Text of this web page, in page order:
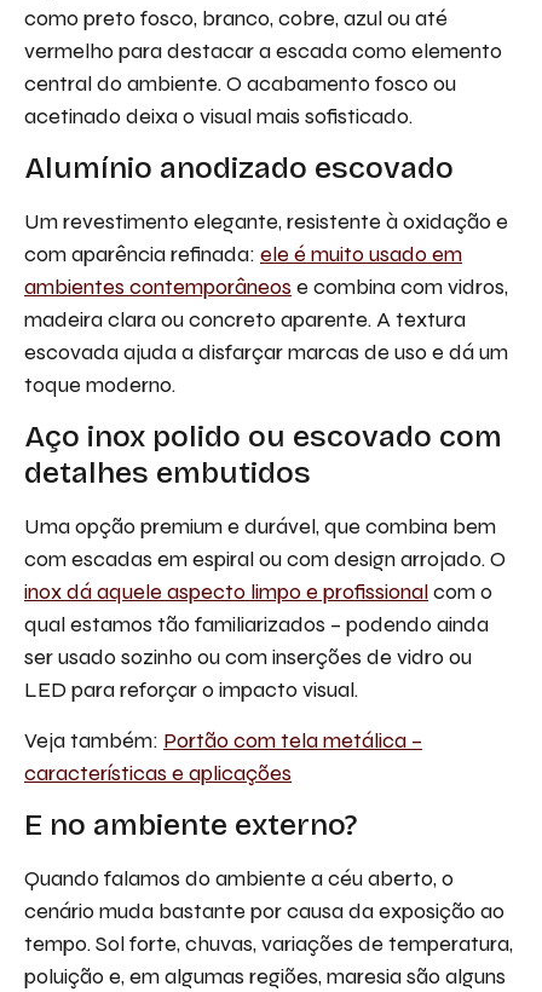
como preto fosco, branco, cobre, azul ou até
vermelho para destacar a escada como elemento
central do ambiente. O acabamento fosco ou
acetinado deixa o visual mais sofisticado.
Alumínio anodizado escovado
Um revestimento elegante, resistente à oxidação e
com aparência refinada: ele é muito usado em
ambientes contemporâneos e combina com vidros,
madeira clara ou concreto aparente. A textura
escovada ajuda a disfarçar marcas de uso e dá um
toque moderno.
Aço inox polido ou escovado com
detalhes embutidos
Uma opção premium e durável, que combina bem
com escadas em espiral ou com design arrojado. O
inox dá aquele aspecto limpo e profissionalcom o
qual estamos tão familiarizados – podendo ainda
ser usado sozinho ou com inserções de vidro ou
LED para reforçar o impacto visual.
Veja também: Portão com tela metálica –
características e aplicações
E no ambiente externo?
Quando falamos do ambiente a céu aberto, o
cenário muda bastante por causa da exposição ao
tempo. Sol forte, chuvas, variações de temperatura,
poluição e, em algumas regiões, maresia são alguns